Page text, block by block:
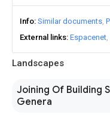
Landscapes
Joining Of Building
Genera
Info Similar documents
External links Espacenet